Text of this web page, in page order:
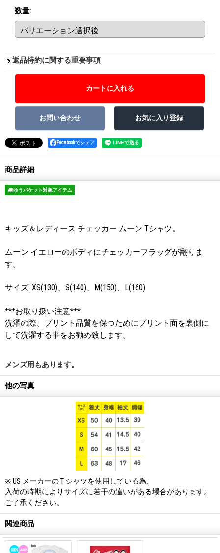
数量:
返品特約に関する重要事項
Facebookでシェア
商品詳細
ゆうパケット対象アイテム
キッズ＆レディース チェッカー ムーン Tシャツ。
ムーン イエローのボディにチェッカーフラッグが翻りま
す。
サイズ: XS(130)、S(140)、M(150)、L(160)
***お取り扱い注意***
洗濯の際、プリント品質を保つためにプリント面を裏側に
して洗濯する事をお勧め致します。
メンズ用もあります。
他の写真
※ US メーカーの T シャツを使用している為、
入荷の時期によりサイズに若干の違いがある場合があります。
ご了承ください。
関連商品